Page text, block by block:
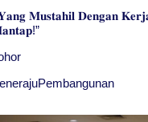
𝐌𝐮𝐬𝐭𝐚𝐡𝐢𝐥 𝐃𝐞𝐧𝐠𝐚𝐧